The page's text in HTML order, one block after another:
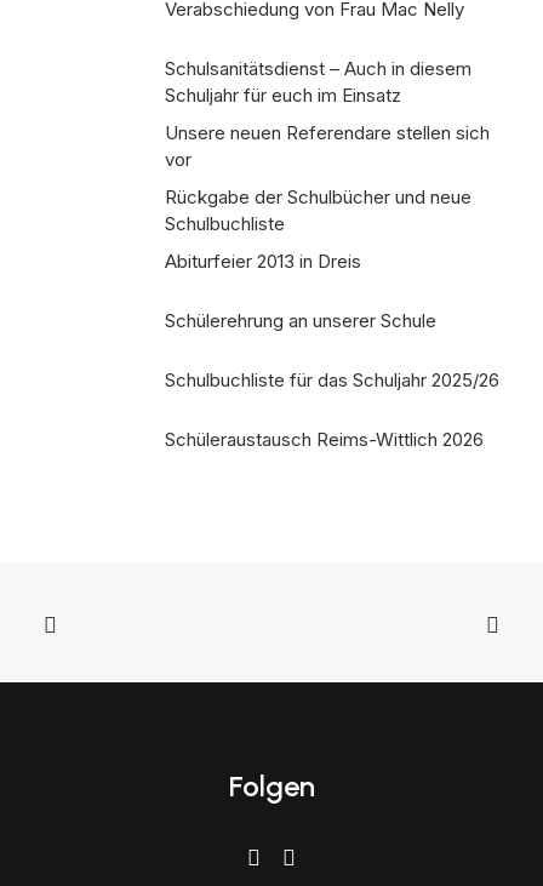
Verabschiedung von Frau Mac Nelly
Schulsanitätsdienst – Auch in diesem
Schuljahr für euch im Einsatz
Unsere neuen Referendare stellen sich
vor
Rückgabe der Schulbücher und neue
Schulbuchliste
Abiturfeier 2013 in Dreis
Schülerehrung an unserer Schule
Schulbuchliste für das Schuljahr 2025/26
Schüleraustausch Reims-Wittlich 2026
Folgen